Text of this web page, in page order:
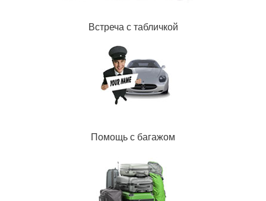
Встреча с табличкой
Помощь с багажом